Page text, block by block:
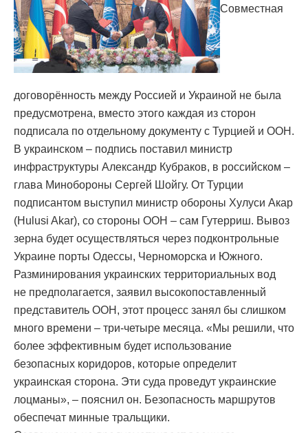
Совместная
договорённость между Россией и Украиной не была
предусмотрена, вместо этого каждая из сторон
подписала по отдельному документу с Турцией и ООН.
В украинском – подпись поставил министр
инфраструктуры Александр Кубраков, в российском –
глава Минобороны Сергей Шойгу. От Турции
подписантом выступил министр обороны Хулуси Акар
(Hulusi Akar), со стороны ООН – сам Гутерриш. Вывоз
зерна будет осуществляться через подконтрольные
Украине порты Одессы, Черноморска и Южного.
Разминирования украинских территориальных вод
не предполагается, заявил высокопоставленный
представитель ООН, этот процесс занял бы слишком
много времени – три-четыре месяца. «Мы решили, что
более эффективным будет использование
безопасных коридоров, которые определит
украинская сторона. Эти суда проведут украинские
лоцманы», – пояснил он. Безопасность маршрутов
обеспечат минные тральщики.